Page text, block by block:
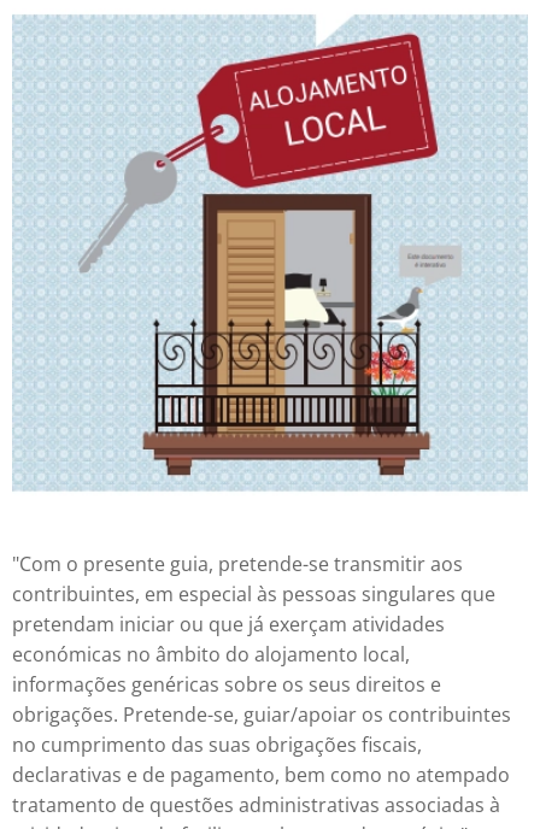
"Com o presente guia, pretende-se transmitir aos
contribuintes, em especial às pessoas singulares que
pretendam iniciar ou que já exerçam atividades
económicas no âmbito do alojamento local,
informações genéricas sobre os seus direitos e
obrigações. Pretende-se, guiar/apoiar os contribuintes
no cumprimento das suas obrigações fiscais,
declarativas e de pagamento, bem como no atempado
tratamento de questões administrativas associadas à